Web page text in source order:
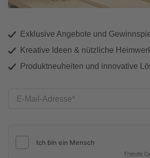
Exklusive Angebote und
Kreative Ideen & nützliche
Produktneuheiten und innovative
E-Mail-Adresse
Friendly